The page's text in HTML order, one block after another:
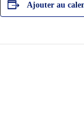
Ajouter au